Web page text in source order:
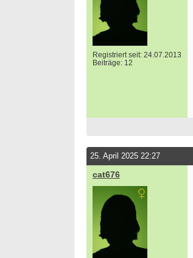
Registriert seit: 24.07.2013
Beiträge: 12
25. April 2025 22:27
cat676